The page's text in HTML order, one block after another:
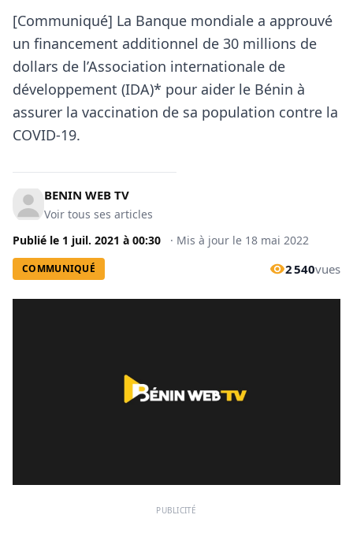
[Communiqué] La Banque mondiale a approuvé
un financement additionnel de 30 millions de
dollars de l’Association internationale de
développement (IDA)* pour aider le Bénin à
assurer la vaccination de sa population contre la
COVID-19.
BENIN WEB TV
Voir tous ses articles
Publié le 1 juil. 2021 à 00:30 · Mis à jour le 18 mai 2022
COMMUNIQUÉ 2 540vues
PUBLICITÉ